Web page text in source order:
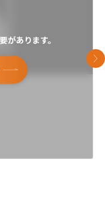
があります。
次